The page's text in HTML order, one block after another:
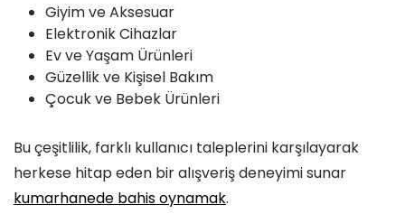
Giyim ve Aksesuar
Elektronik Cihazlar
Ev ve Yaşam Ürünleri
Güzellik ve Kişisel Bakım
Çocuk ve Bebek Ürünleri
Bu çeşitlilik, farklı kullanıcı taleplerini karşılayarak
herkese hitap eden bir alışveriş deneyimi sunar
kumarhanede bahis oynamak.